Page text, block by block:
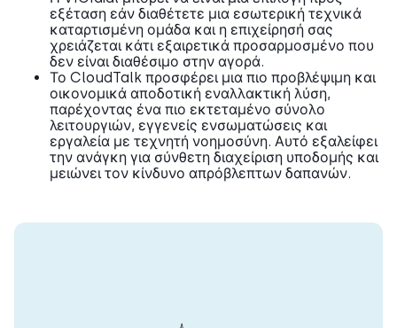
εξέταση εάν διαθέτετε μια εσωτερική τεχνικά
καταρτισμένη ομάδα και η επιχείρησή σας
χρειάζεται κάτι εξαιρετικά προσαρμοσμένο που
δεν είναι διαθέσιμο στην αγορά.
Το CloudTalk προσφέρει μια πιο προβλέψιμη και
οικονομικά αποδοτική εναλλακτική λύση,
παρέχοντας ένα πιο εκτεταμένο σύνολο
λειτουργιών, εγγενείς ενσωματώσεις και
εργαλεία με τεχνητή νοημοσύνη. Αυτό εξαλείφει
την ανάγκη για σύνθετη διαχείριση υποδομής και
μειώνει τον κίνδυνο απρόβλεπτων δαπανών.